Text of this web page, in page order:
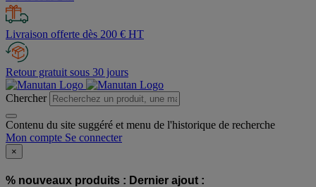
Livraison offerte dès 200 € HT
Retour gratuit sous 30 jours
Chercher
Contenu du site suggéré et menu de l'historique de recherche
Mon compte Se connecter
×
% nouveaux produits : Dernier ajout :